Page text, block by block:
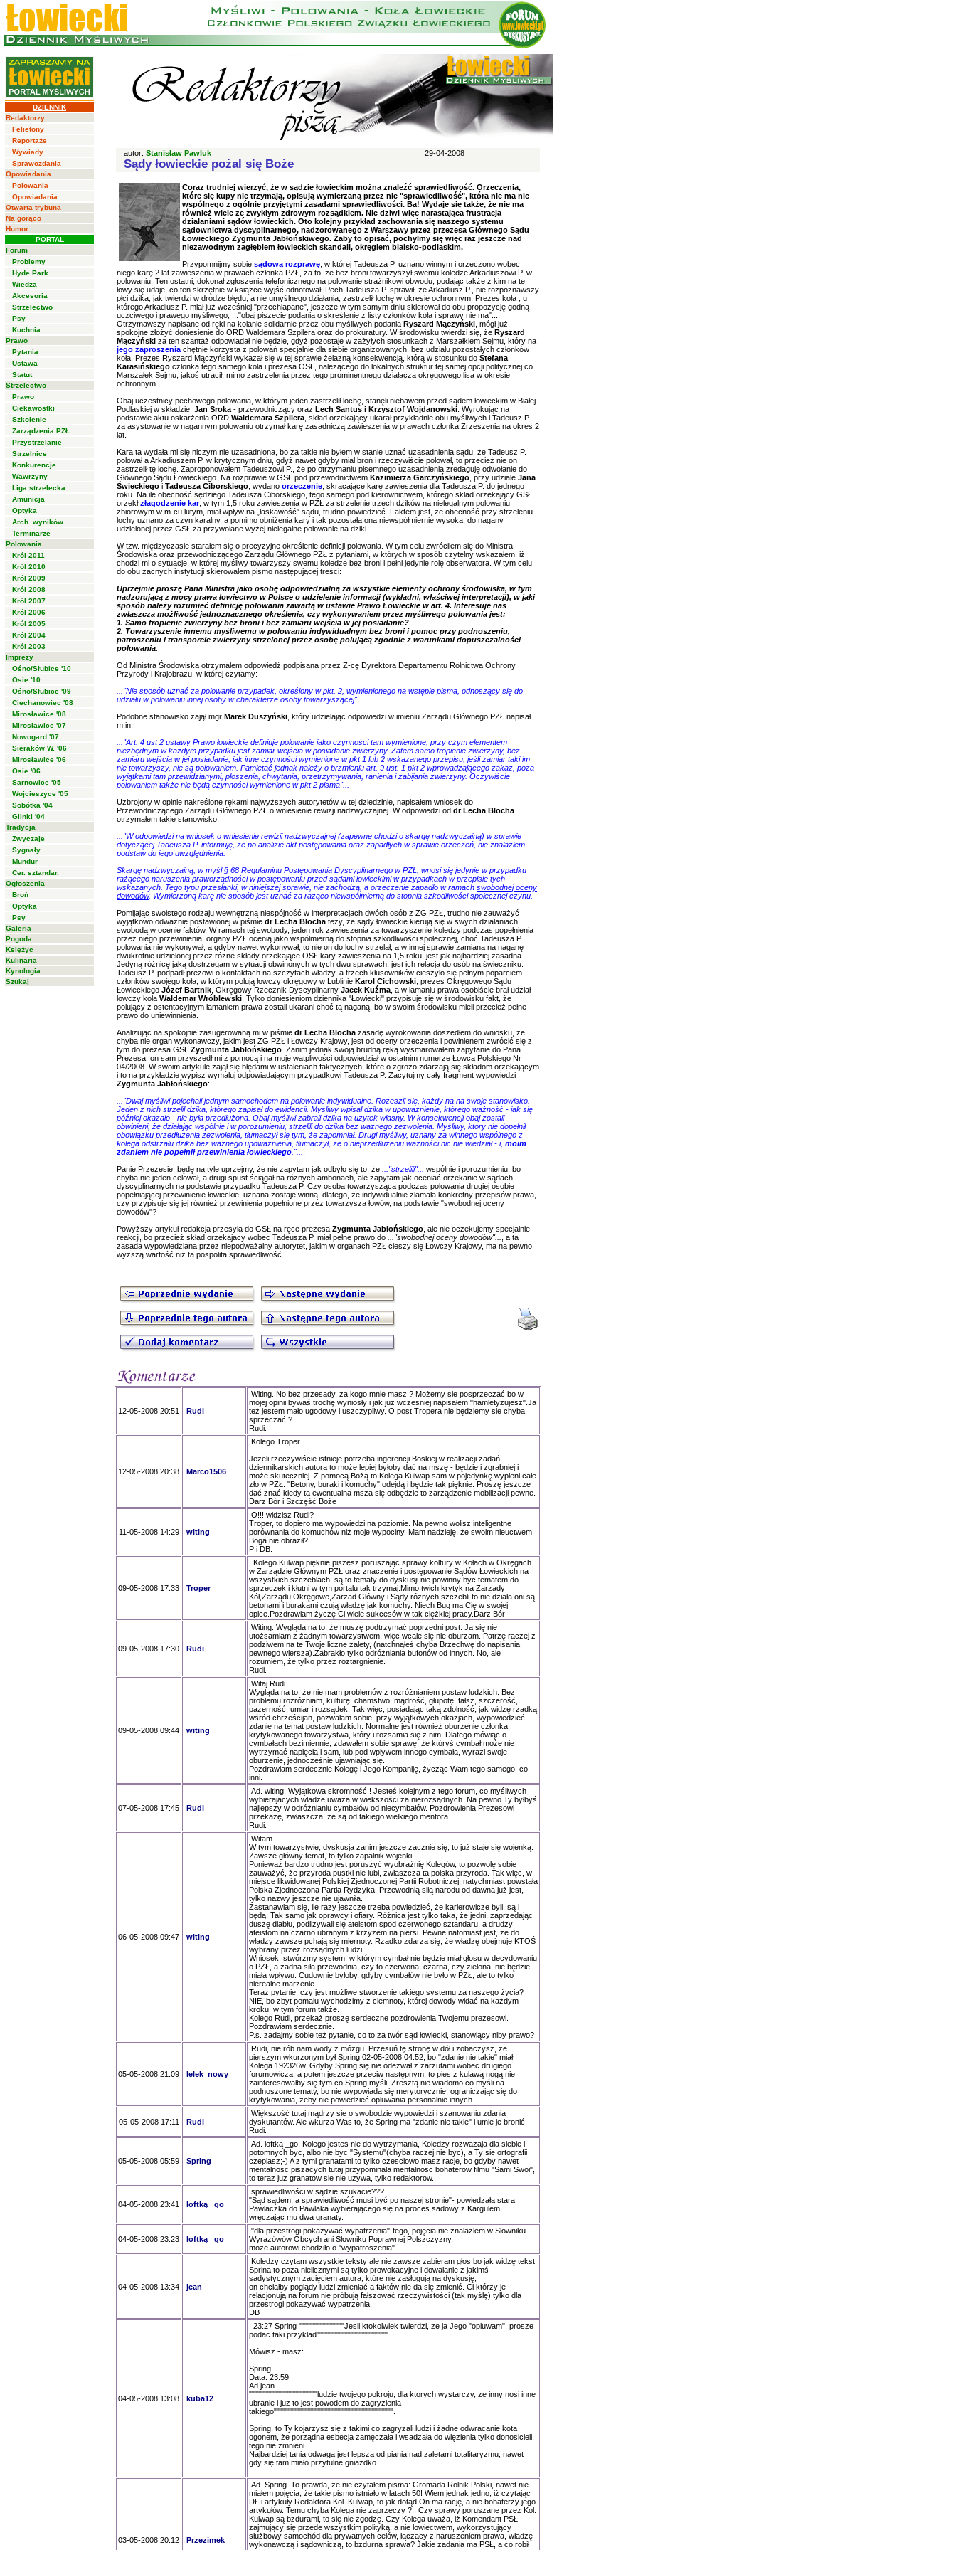
DZIENNIK
Redaktorzy
Felietony
Reportaże
Wywiady
Sprawozdania
Opowiadania
Polowania
Opowiadania
Otwarta trybuna
Na gorąco
Humor
PORTAL
Forum
Problemy
Hyde Park
Wiedza
Akcesoria
Strzelectwo
Psy
Kuchnia
Prawo
Pytania
Ustawa
Statut
Strzelectwo
Prawo
Ciekawostki
Szkolenie
Zarządzenia PZŁ
Przystrzelanie
Strzelnice
Konkurencje
Wawrzyny
Liga strzelecka
Amunicja
Optyka
Arch. wyników
Terminarze
Polowania
Król 2011
Król 2010
Król 2009
Król 2008
Król 2007
Król 2006
Król 2005
Król 2004
Król 2003
Imprezy
Ośno/Słubice '10
Osie '10
Ośno/Słubice '09
Ciechanowiec '08
Mirosławice '08
Mirosławice '07
Nowogard '07
Sieraków W. '06
Mirosławice '06
Osie '06
Sarnowice '05
Wojcieszyce '05
Sobótka '04
Glinki '04
Tradycja
Zwyczaje
Sygnały
Mundur
Cer. sztandar.
Ogłoszenia
Broń
Optyka
Psy
Galeria
Pogoda
Księżyc
Kulinaria
Kynologia
Szukaj
autor: Stanisław Pawluk 29-04-2008
Sądy łowieckie pożal się Boże
Coraz trudniej wierzyć, że w sądzie łowieckim można znaleźć sprawiedliwość. Orzeczenia,
które się kupy nie trzymają, opisują wymierzaną przez nie "sprawiedliwość", która nie ma nic
wspólnego z ogólnie przyjętymi zasadami sprawiedliwości. Ba! Wydaje się także, że nie ma
również wiele ze zwykłym zdrowym rozsądkiem. Nie dziwi więc narastająca frustracja
działaniami sądów łowieckich. Oto kolejny przykład zachowania się naszego systemu
sądownictwa dyscyplinarnego, nadzorowanego z Warszawy przez przezesa Głównego Sądu
Łowieckiego Zygmunta Jabłońskiwego. Żaby to opisać, pochylmy się więc raz jeszcze nad
niezawodnym zagłębiem łowieckich skandali, okręgiem bialsko-podlaskim.
Przypomnijmy sobie sądową rozprawę , w której Tadeusza P. uznano winnym i orzeczono wobec
niego karę 2 lat zawieszenia w prawach członka PZŁ, za to, że bez broni towarzyszył swemu koledze Arkadiuszowi P. w
polowaniu. Ten ostatni, dokonał zgłoszenia telefonicznego na polowanie strażnikowi obwodu, podając także z kim na te
łowy się udaje, co ten skrzętnie w książce wyjść odnotował. Pech Tadeusza P. sprawił, że Arkadiusz P., nie rozpoznawszy
płci dzika, jak twierdzi w drodze błędu, a nie umyślnego działania, zastrzelił lochę w okresie ochronnym. Prezes koła
, u
którego Arkadiusz P. miał już wcześniej "przechlapane", jeszcze w tym samym dniu skierował do obu propozycję godną
uczciwego i prawego myśliwego, ..."obaj piszecie podania o skreślenie z listy członków koła i sprawy nie ma"...!
Otrzymawszy napisane od ręki na kolanie solidarnie przez obu myśliwych podania Ryszard Mączyński , mógł już
spokojne złożyć doniesienie do ORD Waldemara Szpilera oraz do prokuratury. W środowisku twierdzi się, że Ryszard
Mączyński za ten szantaż odpowiadał nie będzie, gdyż pozostaje w zażyłych stosunkach z Marszałkiem Sejmu, który na
jego zaproszenia chętnie korzysta z polowań specjalnie dla siebie organizowanych, bez udziału pozostałych członków
koła. Prezes Ryszard Mączyński wykazał się w tej sprawie żelazną konsekwencją, którą w stosunku do Stefana
Karasińskiego członka tego samego koła i prezesa OSŁ, należącego do lokalnych struktur tej samej opcji politycznej co
Marszałek Sejmu, jakoś utracił, mimo zastrzelenia przez tego prominentnego działacza okręgowego lisa w okresie
ochronnym.
Obaj uczestnicy pechowego polowania, w którym jeden zastrzelił lochę, stanęli niebawem przed sądem łowieckim w Białej
Podlaskiej w składzie: Jan Sroka - przewodniczący oraz Lech Santus i Krzysztof Wojdanowski . Wyrokując na
podstawie aktu oskarżenia ORD Waldemara Szpilera , skład orzekający ukarał przykładnie obu myśliwych i Tadeusz P.
za asystowanie w nagannym polowaniu otrzymał karę zasadniczą zawieszenia w prawach członka Zrzeszenia na okres 2
lat.
Kara ta wydała mi się niczym nie uzasadniona, bo za takie nie byłem w stanie uznać uzasadnienia sądu, że Tadeusz P.
polował a Arkadiuszem P. w krytycznym dniu, gdyż nawet gdyby miał broń i rzeczywiście polował, to przecież nie on
zastrzelił tę lochę. Zaproponowałem Tadeuszowi P., że po otrzymaniu pisemnego uzasadnienia zredaguję odwołanie do
Głównego Sądu Łowieckiego. Na rozprawie w GSŁ pod przewodnictwem Kazimierza Garczyńskiego , przy udziale Jana
Świeckiego i Tadeusza Ciborskiego , wydano orzeczenie , skracające karę zawieszenia dla Tadeusza P. do jednego
roku. Na ile obecność sędziego Tadeusza Ciborskiego, tego samego pod kierownictwem, którego skład orzekający GSŁ
orzekłzłagodzenie kar, w tym 1,5 roku zawieszenia w PZŁ za strzelenie trzech dzików na nielegalnym polowaniu
zbiorowym w m-cu lutym, miał wpływ na „łaskawość” sądu, trudno powiedzieć. Faktem jest, że obecność przy strzeleniu
lochy uznano za czyn karalny, a pomimo obniżenia kary i tak pozostała ona niewspółmiernie wysoka, do nagany
udzielonej przez GSŁ za przywołane wyżej nielegalne polowanie na dziki.
W tzw. międzyczasie starałem się o precyzyjne określenie definicji polowania. W tym celu zwróciłem się do Ministra
Środowiska oraz przewodniczącego Zarządu Głównego PZŁ z pytaniami, w których w sposób czytelny wskazałem, iż
chodzi mi o sytuacje, w której myśliwy towarzyszy swemu koledze bez broni i pełni jedynie rolę obserwatora. W tym celu
do obu zacnych instytucji skierowałem pismo następującej treści:
Uprzejmie proszę Pana Ministra jako osobę odpowiedzialną za wszystkie elementy ochrony środowiska, w tym
nadzorującą z mocy prawa łowiectwo w Polsce o udzielenie informacji (wykładni, właściwej interpretacji), w jaki
sposób należy rozumieć definicję polowania zawartą w ustawie Prawo Łowieckie w art. 4. Interesuje nas
zwłaszcza możliwość jednoznacznego określenia, czy wykonywaniem przez myśliwego polowania jest:
1. Samo tropienie zwierzyny bez broni i bez zamiaru wejścia w jej posiadanie?
2. Towarzyszenie innemu myśliwemu w polowaniu indywidualnym bez broni i pomoc przy podnoszeniu,
patroszeniu i transporcie zwierzyny strzelonej przez osobę polującą zgodnie z warunkami dopuszczalności
polowania.
Od Ministra Środowiska otrzymałem odpowiedź podpisana przez Z-cę Dyrektora Departamentu Rolnictwa Ochrony
Przyrody i Krajobrazu, w której czytamy:
..."Nie sposób uznać za polowanie przypadek, określony w pkt. 2, wymienionego na wstępie pisma, odnoszący się do
udziału w polowaniu innej osoby w charakterze osoby towarzyszącej"...
Podobne stanowisko zajął mgr Marek Duszyński , który udzielając odpowiedzi w imieniu Zarządu Głównego PZŁ napisał
m.in.:
..."Art. 4 ust 2 ustawy Prawo łowieckie definiuje polowanie jako czynności tam wymienione, przy czym elementem
niezbędnym w każdym przypadku jest zamiar wejścia w posiadanie zwierzyny. Zatem samo tropienie zwierzyny, bez
zamiaru wejścia w jej posiadanie, jak inne czynności wymienione w pkt 1 lub 2 wskazanego przepisu, jeśli zamiar taki im
nie towarzyszy, nie są polowaniem. Pamietać jednak należy o brzmieniu art. 9 ust. 1 pkt 2 wprowadzającego zakaz, poza
wyjątkami tam przewidzianymi, płoszenia, chwytania, przetrzymywania, ranienia i zabijania zwierzyny. Oczywiście
polowaniem także nie będą czynności wymienione w pkt 2 pisma"...
Uzbrojony w opinie nakreślone rękami najwyższych autorytetów w tej dziedzinie, napisałem wniosek do
Przewodniczącego Zarządu Głównego PZŁ o wniesienie rewizji nadzwyczajnej. W odpowiedzi od dr Lecha Blocha
otrzymałem takie stanowisko:
..."W odpowiedzi na wniosek o wniesienie rewizji nadzwyczajnej (zapewne chodzi o skargę nadzwyczajną) w sprawie
dotyczącej Tadeusza P. informuję, że po analizie akt postępowania oraz zapadłych w sprawie orzeczeń, nie znalazłem
podstaw do jego uwzględnienia.
Skargę nadzwyczajną, w myśl § 68 Regulaminu Postępowania Dyscyplinarnego w PZŁ, wnosi się jedynie w przypadku
rażącego naruszenia praworządności w postępowaniu przed sądami łowieckimi w przypadkach w przepisie tych
wskazanych. Tego typu przesłanki, w niniejszej sprawie, nie zachodzą, a orzeczenie zapadło w ramach swobodnej oceny
dowodów. Wymierzoną karę nie sposób jest uznać za rażąco niewspółmierną do stopnia szkodliwości społecznej czynu.
Pomijając swoistego rodzaju wewnętrzną niespójność w interpretacjach dwóch osób z ZG PZŁ, trudno nie zauważyć
wyjątkowo odważnie postawionej w piśmie dr Lecha Blocha tezy, że sądy łowieckie kierują się w swych działaniach
swobodą w ocenie faktów. W ramach tej swobody, jeden rok zawieszenia za towarzyszenie koledzy podczas popełnienia
przez niego przewinienia, organy PZŁ ocenią jako współmierną do stopnia szkodliwości społecznej, choć Tadeusza P.
polowania nie wykonywał, a gdyby nawet wykonywał, to nie on do lochy strzelał, a w innej sprawie zamiana na naganę
dwukrotnie udzielonej przez różne składy orzekające OSŁ kary zawieszenia na 1,5 roku, jest jak najbardziej zasadna.
Jedyną różnicę jaką dostrzegam w sytuacji obwinonych w tych dwu sprawach, jest ich relacja do osób na świeczniku.
Tadeusz P. podpadł prezowi o kontaktach na szczytach władzy, a trzech kłusowników cieszyło się pełnym poparciem
członków swojego koła, w którym polują łowczy okręgowy w Lublinie Karol Cichowski , prezes Okręgowego Sądu
Łowieckiego Józef Bartnik , Okręgowy Rzecznik Dyscyplinarny Jacek Kuźma , a w łamaniu prawa osobiście brał udział
łowczy koła Waldemar Wróblewski . Tylko doniesieniom dziennika "Łowiecki" przypisuje się w środowisku fakt, że
polujący z ostentacyjnym łamaniem prawa zostali ukarani choć tą naganą, bo w swoim środowisku mieli przecież pełne
prawo do uniewinnienia.
Analizując na spokojnie zasugerowaną mi w piśmie dr Lecha Blocha zasadę wyrokowania doszedłem do wniosku, że
chyba nie organ wykonawczy, jakim jest ZG PZŁ i Łowczy Krajowy, jest od oceny orzeczenia i powinienem zwrócić się z
tym do prezesa GSŁ Zygmunta Jabłońskiego . Zanim jednak swoją brudną ręką wysmarowałem zapytanie do Pana
Prezesa, on sam przyszedł mi z pomocą i na moje watpliwości odpowiedział w ostatnim numerze Łowca Polskiego Nr
04/2008. W swoim artykule zajął się błędami w ustaleniach faktycznych, które o zgrozo zdarzają się składom orzekającym
i to na przykładzie wypisz wymaluj odpowiadającym przypadkowi Tadeusza P. Zacytujmy cały fragment wypowiedzi
Zygmunta Jabłońskiego:
..."Dwaj myśliwi pojechali jednym samochodem na polowanie indywidualne. Rozeszli się, każdy na na swoje stanowisko.
Jeden z nich strzelił dzika, którego zapisał do ewidencji. Myśliwy wpisał dzika w upoważnienie, którego ważność - jak się
później okazało - nie była przedłużona. Obaj myśliwi zabrali dzika na użytek własny. W konsekwencji obaj zostali
obwinieni, że działając wspólnie i w porozumieniu, strzelili do dzika bez ważnego zezwolenia. Myśliwy, który nie dopełnił
obowiązku przedłużenia zezwolenia, tłumaczył się tym, że zapomniał. Drugi myśliwy, uznany za winnego wspólnego z
kolega odstrzału dzika bez ważnego upoważnienia, tłumaczył, że o nieprzedłużeniu ważności nic nie wiedział - i, moim
zdaniem nie popełnił przewinienia łowieckiego ."...
Panie Przezesie, będę na tyle uprzejmy, że nie zapytam jak odbyło się to, że
..."strzelili"...
wspólnie i porozumieniu, bo
chyba nie jeden celował, a drugi spust ściągał na różnych ambonach, ale zapytam jak oceniać orzekanie w sądach
dyscyplinarnych na podstawie przypadku Tadeusza P. Czy osoba towarzysząca podczas polowania drugiej osobie
popełniającej przewinienie łowieckie, uznana zostaje winną, dlatego, że indywidualnie złamała konkretny przepisów prawa,
czy przypisuje się jej również przewinienia popełnione przez towarzysza łowów, na podstawie "swobodnej oceny
dowodów"?
Powyższy artykuł redakcja przesyła do GSŁ na ręce prezesa Zygmunta Jabłońskiego , ale nie oczekujemy specjalnie
reakcji, bo przecież skład orzekajacy wobec Tadeusza P. miał pełne prawo do
..."swobodnej oceny dowodów"...
, a ta
zasada wypowiedziana przez niepodważalny autorytet, jakim w organach PZŁ cieszy się Łowczy Krajowy, ma na pewno
wyższą wartość niż ta pospolita sprawiedliwość.
12-05-2008 20:51 Rudi
Witing. No bez przesady, za kogo mnie masz ? Możemy sie posprzeczać bo w
mojej opinii bywaś trochę wyniosły i jak już wczesniej napisałem "hamletyzujesz".Ja
też jestem mało ugodowy i uszczypliwy. O post Tropera nie będziemy sie chyba
sprzeczać ?
Rudi.
12-05-2008 20:38 Marco1506
Kolego Troper
Jeżeli rzeczywiście istnieje potrzeba ingerencji Boskiej w realizacji zadań
dziennikarskich autora to może lepiej byłoby dać na mszę - będzie i zgrabniej i
może skuteczniej. Z pomocą Bożą to Kolega Kulwap sam w pojedynkę wypleni całe
zło w PZŁ. "Betony, buraki i komuchy" odejdą i będzie tak pięknie. Proszę jeszcze
dać znać kiedy ta ewentualna msza się odbędzie to zarządzenie mobilizacji pewne.
Darz Bór i Szczęść Boże
11-05-2008 14:29 witing
O!!! widzisz Rudi?
Troper, to dopiero ma wypowiedzi na poziomie. Na pewno wolisz inteligentne
porównania do komuchów niż moje wypociny. Mam nadzieję, że swoim nieuctwem
Boga nie obraził?
P i DB.
09-05-2008 17:33 Troper
Kolego Kulwap pięknie piszesz poruszając sprawy koltury w Kołach w Okręgach
w Zarządzie Głównym PZŁ oraz znaczenie i postępowanie Sądów Łowieckich na
wszystkich szczeblach, są to tematy do dyskusji nie powinny byc tematem do
sprzeczek i kłutni w tym portalu tak trzymaj.Mimo twich krytyk na Zarzady
Kół,Zarządu Okręgowe,Zarzad Główny i Sądy różnych szczebli to nie działa oni są
betonami i burakami czują władzę jak komuchy. Niech Bug ma Cię w swojej
opice.Pozdrawiam życzę Ci wiele sukcesów w tak ciężkiej pracy.Darz Bór
09-05-2008 17:30 Rudi
Witing. Wygląda na to, że muszę podtrzymać poprzedni post. Ja się nie
utożsamiam z żadnym towarzystwem, więc wcale się nie oburzam. Patrzę raczej z
podziwem na te Twoje liczne zalety, (natchnąłeś chyba Brzechwę do napisania
pewnego wiersza).Zabrakło tylko odróżniania bufonów od innych. No, ale
rozumiem, że tylko przez roztargnienie.
Rudi.
09-05-2008 09:44 witing
Witaj Rudi.
Wygląda na to, że nie mam problemów z rozróżnianiem postaw ludzkich. Bez
problemu rozróżniam, kulturę, chamstwo, mądrość, głupotę, fałsz, szczerość,
pazerność, umiar i rozsądek. Tak więc, posiadając taką zdolność, jak widzę rzadką
wśród chrześcijan, pozwalam sobie, przy wyjątkowych okazjach, wypowiedzieć
zdanie na temat postaw ludzkich. Normalne jest również oburzenie członka
krytykowanego towarzystwa, który utożsamia się z nim. Dlatego mówiąc o
cymbałach bezimiennie, zdawałem sobie sprawę, że któryś cymbał może nie
wytrzymać napięcia i sam, lub pod wpływem innego cymbała, wyrazi swoje
oburzenie, jednocześnie ujawniając się.
Pozdrawiam serdecznie Kolegę i Jego Kompaniję, życząc Wam tego samego, co
inni.
07-05-2008 17:45 Rudi
Ad. witing. Wyjątkowa skromność ! Jesteś kolejnym z tego forum, co myśliwych
wybierajacych władze uważa w wiekszości za nierozsądnych. Na pewno Ty byłbyś
najlepszy w odróżnianiu cymbałów od niecymbałów. Pozdrowienia Prezesowi
przekażę, zwłaszcza, że są od takiego wielkiego mentora.
Rudi.
06-05-2008 09:47 witing
Witam
W tym towarzystwie, dyskusja zanim jeszcze zacznie się, to już staje się wojenką.
Zawsze główny temat, to tylko zapalnik wojenki.
Ponieważ bardzo trudno jest poruszyć wyobraźnię Kolegów, to pozwolę sobie
zauważyć, że przyroda pustki nie lubi, zwłaszcza ta polska przyroda. Tak więc, w
miejsce likwidowanej Polskiej Zjednoczonej Partii Robotniczej, natychmiast powstała
Polska Zjednoczona Partia Rydzyka. Przewodnią siłą narodu od dawna już jest,
tylko nazwy jeszcze nie ujawniła.
Zastanawiam się, ile razy jeszcze trzeba powiedzieć, że karierowicze byli, są i
będą. Tak samo jak oprawcy i ofiary. Różnica jest tylko taka, że jedni, zaprzedając
duszę diabłu, podlizywali się ateistom spod czerwonego sztandaru, a drudzy
ateistom na czarno ubranym z krzyżem na piersi. Pewne natomiast jest, że do
władzy zawsze pchają się miernoty. Rzadko zdarza się, że władzę obejmuje KTOŚ
wybrany przez rozsądnych ludzi.
Wniosek: stwórzmy system, w którym cymbał nie będzie miał głosu w decydowaniu
o PZŁ, a żadna siła przewodnia, czy to czerwona, czarna, czy zielona, nie będzie
miała wpływu. Cudownie byłoby, gdyby cymbałów nie było w PZŁ, ale to tylko
nierealne marzenie.
Teraz pytanie, czy jest możliwe stworzenie takiego systemu za naszego życia?
NIE, bo zbyt pomału wychodzimy z ciemnoty, której dowody widać na każdym
kroku, w tym forum także.
Kolego Rudi, przekaż proszę serdeczne pozdrowienia Twojemu prezesowi.
Pozdrawiam serdecznie.
P.s. zadajmy sobie też pytanie, co to za twór sąd łowiecki, stanowiący niby prawo?
05-05-2008 21:09 lelek_nowy
Rudi, nie rób nam wody z mózgu. Przesuń tę stronę w dół i zobaczysz, że
pierszym wkurzonym był Spring 02-05-2008 04:52, bo "zdanie nie takie" miał
Kolega 192326w. Gdyby Spring się nie odezwał z zarzutami wobec drugiego
forumowicza, a potem jeszcze przeciw następnym, to pies z kulawą nogą nie
zainteresowałby się tym co Spring myśli. Zresztą nie wiadomo co myśli na
podnoszone tematy, bo nie wypowiada się merytorycznie, ograniczając się do
krytykowania, żeby nie powiedzieć opluwania personalnie innych.
05-05-2008 17:11 Rudi
Większość tutaj mądrzy sie o swobodzie wypowiedzi i szanowaniu zdania
dyskutantów. Ale wkurza Was to, że Spring ma "zdanie nie takie" i umie je bronić.
Rudi.
05-05-2008 05:59 Spring
Ad. loftką _go, Kolego jestes nie do wytrzymania, Koledzy rozwazaja dla siebie i
potomnych byc, albo nie byc "Systemu"(chyba raczej nie byc), a Ty sie ortografii
czepiasz;-) A z tymi granatami to tylko czesciowo masz racje, bo gdyby nawet
mentalnosc piszacych tutaj przypominala mentalnosc bohaterow filmu "Sami Swoi",
to teraz juz granatow sie nie uzywa, tylko redaktorow.
04-05-2008 23:41 loftką _go
sprawiedliwości w sądzie szukacie???
"Sąd sądem, a sprawiedliwość musi być po naszej stronie"- powiedzała stara
Pawlaczka do Pawlaka wybierającego się na proces sadowy z Kargulem,
wręczając mu dwa granaty.
04-05-2008 23:23 loftką _go
"dla przestrogi pokazywać wypatrzenia"-tego, pojęcia nie znalazłem w Słowniku
Wyrazówów Obcych ani Słowniku Poprawnej Polszczyzny,
może autorowi chodziło o "wypatroszenia"
04-05-2008 13:34 jean
Koledzy czytam wszystkie teksty ale nie zawsze zabieram głos bo jak widzę tekst
Sprina to poza nielicznymi są tylko prowokacyjne i dowalanie z jakimś
sadystycznym zacięciem autora, które nie zasługują na dyskusję,
on chciałby poglądy ludzi zmieniać a faktów nie da się zmienić. Ci którzy je
relacjonują na forum nie próbują fałszować rzeczywistości (tak myślę) tylko dla
przestrogi pokazywać wypatrzenia.
DB
04-05-2008 13:08 kuba12
23:27 Spring """"""""""""""""Jesli ktokolwiek twierdzi, ze ja Jego "opluwam", prosze
podac taki przyklad"""""""""""""""""""""""""
Mówisz - masz:
Spring
Data: 23:59
Ad.jean
""""""""""""""""""""""""ludzie twojego pokroju, dla ktorych wystarczy, ze inny nosi inne
ubranie i juz to jest powodem do zagryzienia
takiego"""""""""""""""""""""""""""""""""""""""""".
Spring, to Ty kojarzysz się z takimi co zagryzali ludzi i żadne odwracanie kota
ogonem, że porządna esbecja zamęczała i wsadzała do więzienia tylko donosicieli,
tego nie zmnieni.
Najbardziej tania odwaga jest lepsza od piania nad zaletami totalitaryzmu, nawet
gdy się tam miało przytulne gniazdko.
03-05-2008 20:12 Przezimek
Ad. Spring. To prawda, że nie czytałem pisma: Gromada Rolnik Polski, nawet nie
miałem pojęcia, że takie pismo istniało w latach 50! Wiem jednak jedno, iż czytając
DŁ i artykuły Redaktora Kol. Kulwap, to jak dotąd On ma rację, a nie bohaterzy jego
artykułów. Temu chyba Kolega nie zaprzeczy ?!. Czy sprawy poruszane przez Kol.
Kulwap są bzdurami, to się nie zgodzę. Czy Kolega uważa, iż Komendant PSŁ
zajmujący się przede wszystkim polityką, a nie łowiectwem, wykorzystujący
służbowy samochód dla prywatnych celów, łączący z naruszeniem prawa, władzę
wykonawczą i sądowniczą, to bzdurna sprawa? Jakie zadania ma PSŁ, a co robił